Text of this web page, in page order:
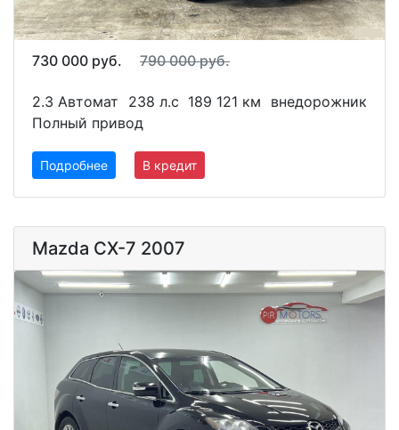
730 000 руб. 790 000 руб.
2.3 Автомат 238 л.с 189 121 км
внедорожник
Полный привод
Подробнее В кредит
Mazda CX-7 2007